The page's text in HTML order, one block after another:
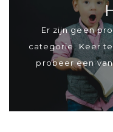
Er zijn geen
categorie. Keer
probeer een